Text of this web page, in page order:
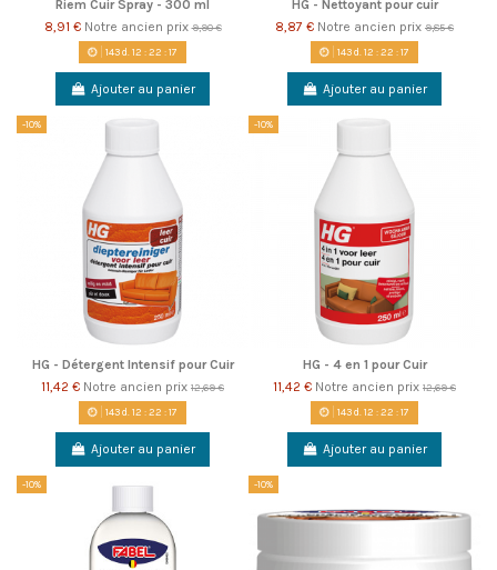
Riem Cuir Spray - 300 ml
8,91 € Notre ancien prix9,90 €
143d. 12 :22 :17
Ajouter au panier
HG - Nettoyant pour cuir
8,87 € Notre ancien prix 9,85 €
143d. 12 :22 :17
Ajouter au panier
-10%
HG - Détergent Intensif pour Cuir
11,42 € Notre ancien prix 12,69 €
143d. 12 :22 :17
Ajouter au panier
-10%
HG - 4 en 1 pour Cuir
11,42 € Notre ancien prix 12,69 €
143d. 12 :22 :17
Ajouter au panier
-10% -10%